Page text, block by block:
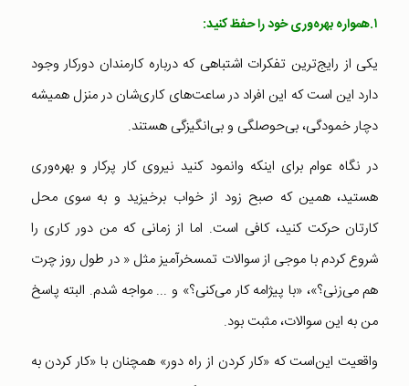
۱.همواره بهره‌وری خود را حفظ کنید:
یکی از رایج‌ترین تفکرات اشتباهی که درباره کارمندان دورکار وجود
دارد این است که این افراد در ساعت‌های کاری‌شان در منزل همیشه
دچار خمودگی، بی‌حوصلگی‌ و بی‌انگیزگی هستند.
در نگاه عوام برای اینکه وانمود کنید نیروی کار پرکار و بهره‌وری
هستید، همین که صبح زود از خواب برخیزید و به سوی محل
کارتان حرکت کنید، کافی است. اما از زمانی که من دور کاری را
شروع کردم با موجی از سوالات تمسخرآمیز مثل « در طول روز چرت
هم می‌زنی؟»،‌ «با پیژامه کار می‌کنی؟» و ... مواجه شدم. البته پاسخ
من به این سوالات، مثبت بود.
واقعیت این‌است که «کار کردن از راه دور» همچنان با «کار کردن به